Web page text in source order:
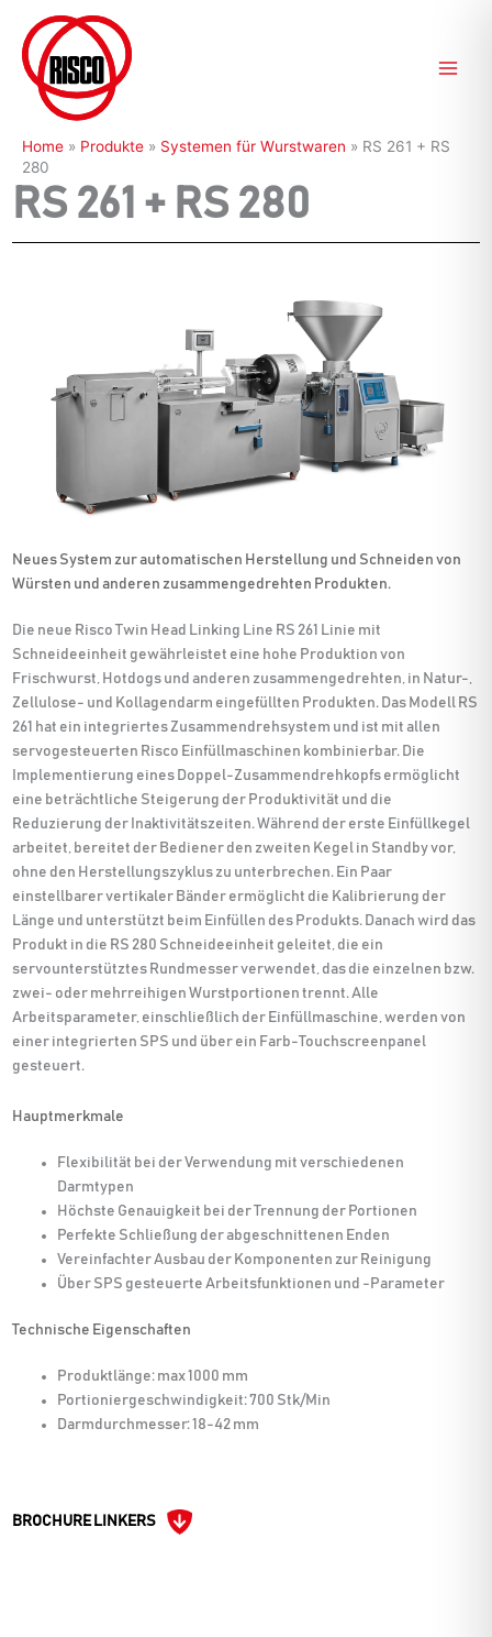
Inhalt
springen
Home » Produkte » Systemen für Wurstwaren » RS 261 + RS
280
RS 261 + RS 280
Neues System zur automatischen Herstellung und Schneiden von
Würsten und anderen zusammengedrehten Produkten.
Die neue Risco Twin Head Linking Line RS 261 Linie mit
Schneideeinheit gewährleistet eine hohe Produktion von
Frischwurst, Hotdogs und anderen zusammengedrehten, in Natur-,
Zellulose- und Kollagendarm eingefüllten Produkten. Das Modell RS
261 hat ein integriertes Zusammendrehsystem und ist mit allen
servogesteuerten Risco Einfüllmaschinen kombinierbar. Die
Implementierung eines Doppel-Zusammendrehkopfs ermöglicht
eine beträchtliche Steigerung der Produktivität und die
Reduzierung der Inaktivitätszeiten. Während der erste Einfüllkegel
arbeitet, bereitet der Bediener den zweiten Kegel in Standby vor,
ohne den Herstellungszyklus zu unterbrechen. Ein Paar
einstellbarer vertikaler Bänder ermöglicht die Kalibrierung der
Länge und unterstützt beim Einfüllen des Produkts. Danach wird das
Produkt in die RS 280 Schneideeinheit geleitet, die ein
servounterstütztes Rundmesser verwendet, das die einzelnen bzw.
zwei- oder mehrreihigen Wurstportionen trennt. Alle
Arbeitsparameter, einschließlich der Einfüllmaschine, werden von
einer integrierten SPS und über ein Farb-Touchscreenpanel
gesteuert.
Hauptmerkmale
Flexibilität bei der Verwendung mit verschiedenen
Darmtypen
Höchste Genauigkeit bei der Trennung der Portionen
Perfekte Schließung der abgeschnittenen Enden
Vereinfachter Ausbau der Komponenten zur Reinigung
Über SPS gesteuerte Arbeitsfunktionen und -Parameter
Technische Eigenschaften
Produktlänge: max 1000 mm
Portioniergeschwindigkeit: 700 Stk/Min
Darmdurchmesser: 18-42 mm
BROCHURE LINKERS